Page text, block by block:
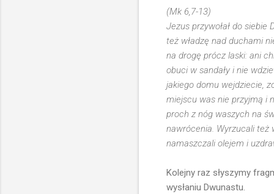
(Mk 6,7-13)
Jezus przywołał do siebie
też władzę nad duchami
na drogę prócz laski: ani
obuci w sandały i nie
jakiego domu wejdziecie,
miejscu was nie przyjmą i
proch z nóg waszych na
nawrócenia. Wyrzucali też
namaszczali olejem i
Kolejny raz słyszymy
wysłaniu Dwunastu.